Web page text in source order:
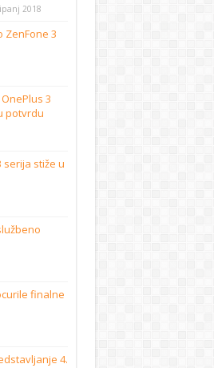
2018
ZenFone 3
3
potvrdu
serija stiže u
finalne
4.